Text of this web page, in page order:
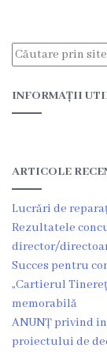
Proiecte
Instituții
Funcţii
INFORMAȚII
ARTICOLE
Lucrări de
Rezultatele
director/
Succes pentru
„Cartierul
memorabilă
ANUNȚ privind
proiectului de